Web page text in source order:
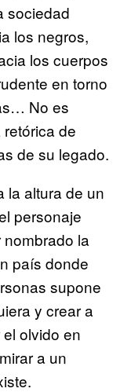
sociedad
los negros,
los cuerpos
en torno
No es
de
de su legado.
la altura de un
personaje
la
país donde
supone
y crear a
olvido en
a un